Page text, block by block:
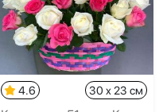
4.6 30 x 23 см